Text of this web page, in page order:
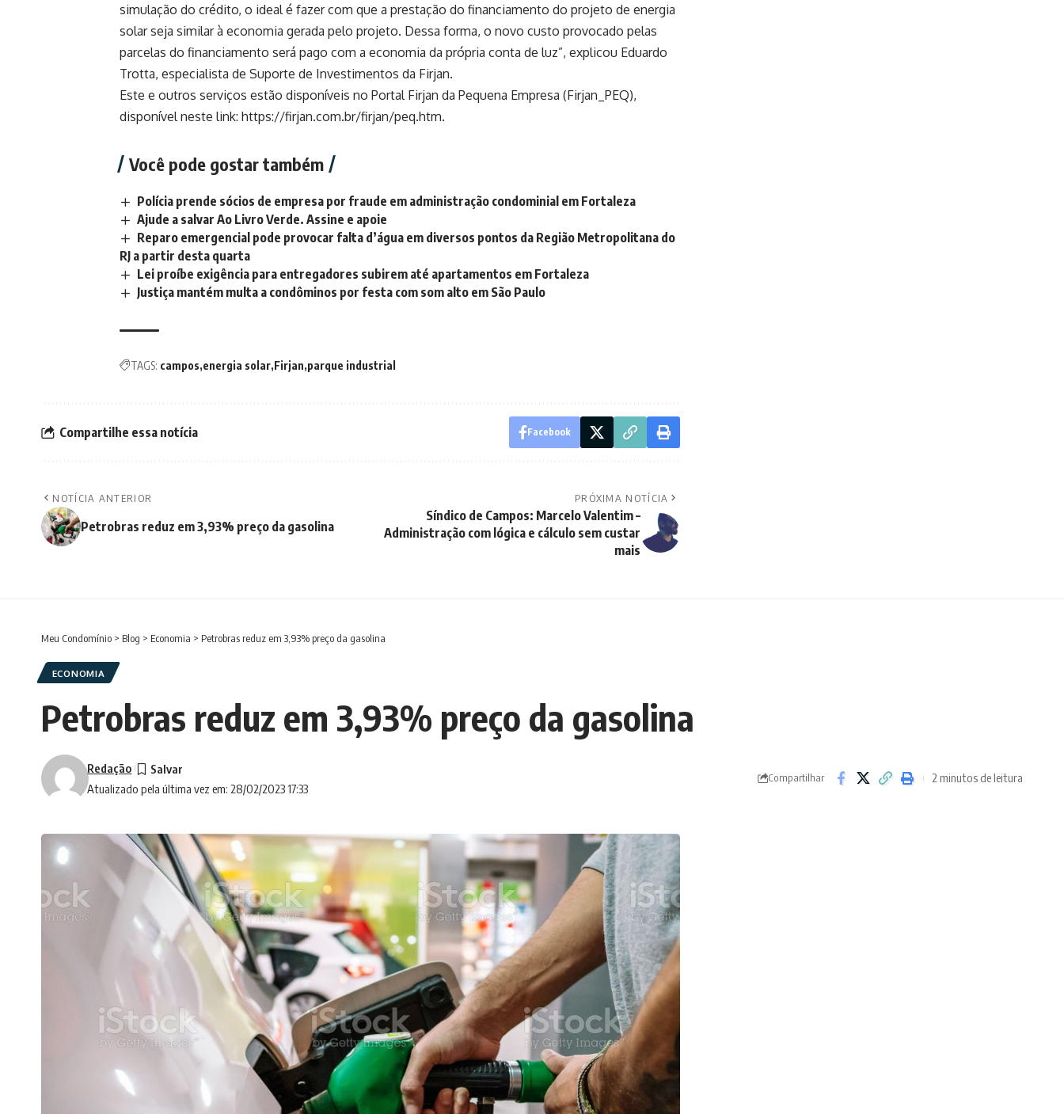
simulação do crédito, o ideal é fazer com que a prestação do financiamento do projeto de energia
solar seja similar à economia gerada pelo projeto. Dessa forma, o novo custo provocado pelas
parcelas do financiamento será pago com a economia da própria conta de luz”, explicou Eduardo
Trotta, especialista de Suporte de Investimentos da Firjan.
Este e outros serviços estão disponíveis no Portal Firjan da Pequena Empresa (Firjan_PEQ),
disponível neste link: https://firjan.com.br/firjan/peq.htm.
Você pode gostar também
Polícia prende sócios de empresa por fraude em administração condominial em Fortaleza
Ajude a salvar Ao Livro Verde. Assine e apoie
Reparo emergencial pode provocar falta d’água em diversos pontos da Região Metropolitana do
RJ a partir desta quarta
Lei proíbe exigência para entregadores subirem até apartamentos em Fortaleza
Justiça mantém multa a condôminos por festa com som alto em São Paulo
TAGS: campos energia solar Firjan parque industrial
Compartilhe essa notícia Facebook
NOTÍCIA ANTERIOR
Petrobras reduz em 3,93% preço da gasolina
PRÓXIMA NOTÍCIA
Síndico de Campos: Marcelo Valentim –
Administração com lógica e cálculo sem custar
mais
Meu Condomínio > Blog > Economia > Petrobras reduz em 3,93% preço da gasolina
ECONOMIA
Petrobras reduz em 3,93% preço da gasolina
Atualizado pela última vez em: 28/02/2023 17:33
Redação
Compartilhar 2 minutos de leitura